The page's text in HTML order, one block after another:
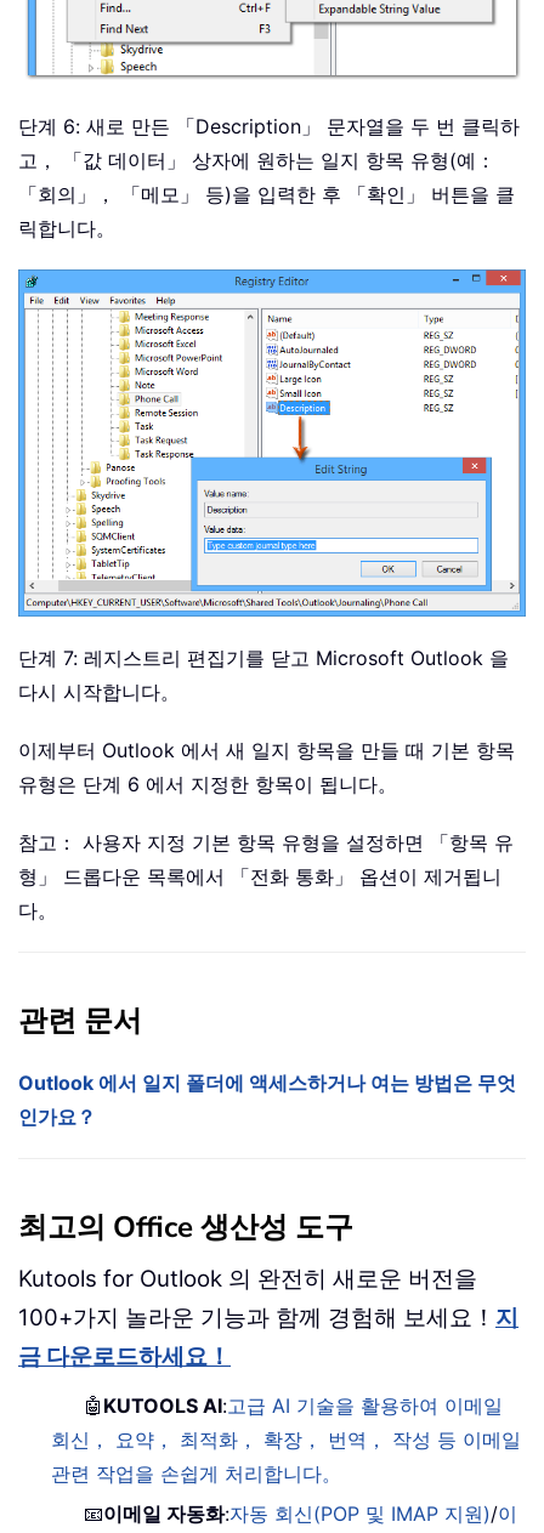
단계 6: 새로 만든 「Description」 문자열을 두 번 클릭하
고， 「값 데이터」 상자에 원하는 일지 항목 유형(예：
「회의」， 「메모」 등)을 입력한 후 「확인」 버튼을 클
릭합니다。
단계 7: 레지스트리 편집기를 닫고 Microsoft Outlook 을
다시 시작합니다。
이제부터 Outlook 에서 새 일지 항목을 만들 때 기본 항목
유형은 단계 6 에서 지정한 항목이 됩니다。
참고： 사용자 지정 기본 항목 유형을 설정하면 「항목 유
형」 드롭다운 목록에서 「전화 통화」 옵션이 제거됩니
다。
관련 문서
Outlook 에서 일지 폴더에 액세스하거나 여는 방법은 무엇
인가요？
최고의 Office 생산성 도구
Kutools for Outlook 의 완전히 새로운 버전을
100+가지 놀라운 기능과 함께 경험해 보세요！ 지
금 다운로드하세요！
🤖 KUTOOLS AI:고급 AI 기술을 활용하여 이메일
회신， 요약， 최적화， 확장， 번역， 작성 등 이메일
관련 작업을 손쉽게 처리합니다。
📧이메일 자동화:자동 회신(POP 및 IMAP 지원)/이